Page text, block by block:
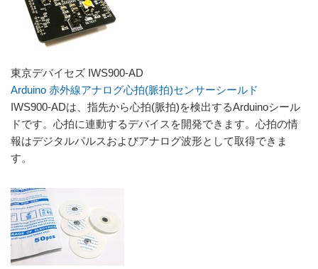
東京デバイセズ IWS900-AD
Arduino 赤外線アナログ心拍(脈拍)センサーシールド
IWS900-ADは、指先から心拍(脈拍)を検出するArduinoシール
ドです。心拍に連動するデバイスを開発できます。心拍の情
報はデジタルパルスおよびアナログ波形として取得できま
す。